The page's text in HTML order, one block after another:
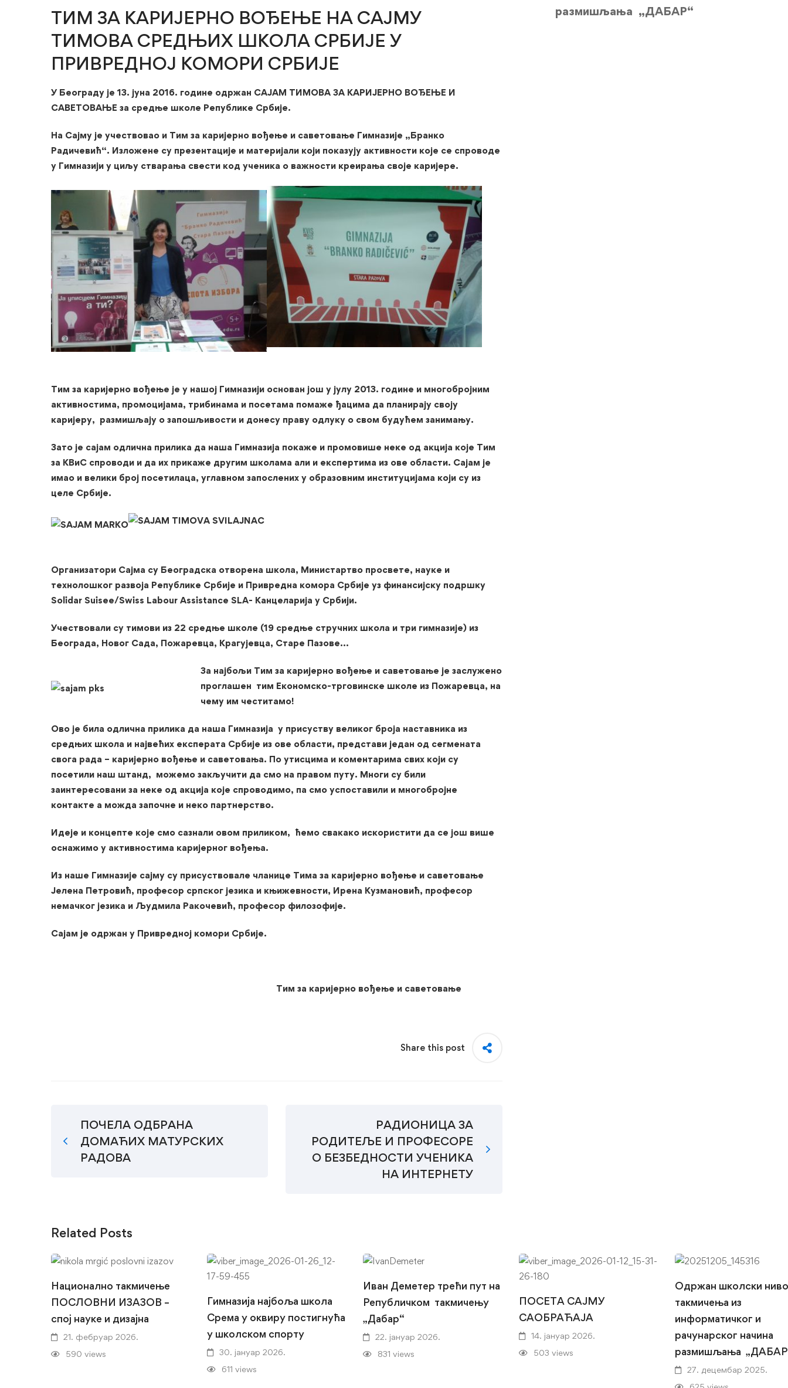
ТИМ ЗА КАРИЈЕРНО ВОЂЕЊЕ НА САЈМУ
ТИМОВА СРЕДЊИХ ШКОЛА СРБИЈЕ У
ПРИВРЕДНОЈ КОМОРИ СРБИЈЕ
У Београду је 13. јуна 2016. године одржан САЈАМ ТИМОВА ЗА КАРИЈЕРНО ВОЂЕЊЕ И
САВЕТОВАЊЕ за средње школе Републике Србије.
На Сајму је учествовао и Тим за каријерно вођење и саветовање Гимназије „Бранко
Радичевић“. Изложене су презентације и материјали који показују активности које се спроводе
у Гимназији у циљу стварања свести код ученика о важности креирања своје каријере.
Тим за каријерно вођење је у нашој Гимназији основан још у јулу 2013. године и многобројним
активностима, промоцијама, трибинама и посетама помаже ђацима да планирају своју
каријеру, размишљају о запошљивости и донесу праву одлуку о свом будућем занимању.
Зато је сајам одлична прилика да наша Гимназија покаже и промовише неке од акција које Тим
за КВиС спроводи и да их прикаже другим школама али и експертима из ове области. Сајам је
имао и велики број посетилаца, углавном запослених у образовним институцијама који су из
целе Србије.
Организатори Сајма су Београдска отворена школа, Министартво просвете, науке и
технолошког развоја Републике Србије и Привредна комора Србије уз финансијску подршку
Solidar Suisee/Swiss Labour Assistance SLA- Канцеларија у Србији.
Учествовали су тимови из 22 средње школе (19 средње стручних школа и три гимназије) из
Београда, Новог Сада, Пожаревца, Крагујевца, Старе Пазове…
За најбољи Тим за каријерно вођење и саветовање је заслужено
проглашен тим Економско-трговинске школе из Пожаревца, на
чему им честитамо!
Ово је била одлична прилика да наша Гимназија у присуству великог броја наставника из
средњих школа и највећих експерата Србије из ове области, представи један од сегмената
свога рада – каријерно вођење и саветовања. По утисцима и коментарима свих који су
посетили наш штанд, можемо закључити да смо на правом путу. Многи су били
заинтересовани за неке од акција које спроводимо, па смо успоставили и многобројне
контакте а можда започне и неко партнерство.
Идеје и концепте које смо сазнали овом приликом, ћемо свакако искористити да се још више
оснажимо у активностима каријерног вођења.
Из наше Гимназије сајму су присуствовале чланице Тима за каријерно вођење и саветовање
Јелена Петровић, професор српског језика и књижевности, Ирена Кузмановић, професор
немачког језика и Људмила Ракочевић, професор филозофије.
Сајам је одржан у Привредној комори Србијe.
Тим за каријерно вођење и саветовање
Share this post
ПОЧЕЛА ОДБРАНА
ДОМАЋИХ МАТУРСКИХ
РАДОВА
РАДИОНИЦА ЗА
РОДИТЕЉЕ И ПРОФЕСОРЕ
О БЕЗБЕДНОСТИ УЧЕНИКА
НА ИНТЕРНЕТУ
Related Posts
Национално такмичење
ПОСЛОВНИ ИЗАЗОВ –
спој науке и дизајна
21. фебруар 2026.
590 views
Гимназија најбоља школа
Срема у оквиру постигнућа
у школском спорту
30. јануар 2026.
611 views
Иван Деметер трећи пут на
Републичком такмичењу
„Дабар“
22. јануар 2026.
831 views
ПОСЕТА САЈМУ
САОБРАЋАЈА
14. јануар 2026.
503 views
Одржан школски ниво
такмичења из
информатичког и
рачунарског начина
размишљања
27. децембар 2025.
размишљања „ДАБАР“